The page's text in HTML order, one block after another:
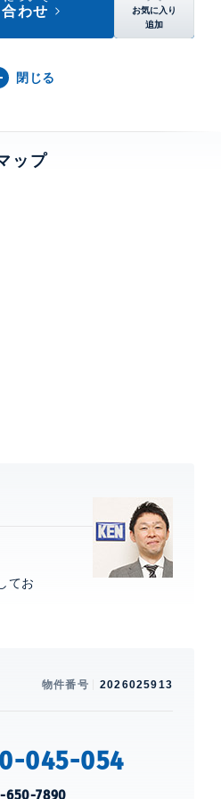
閉じる
ップ
てお
物件番号 2026025913
045-054
650-7890